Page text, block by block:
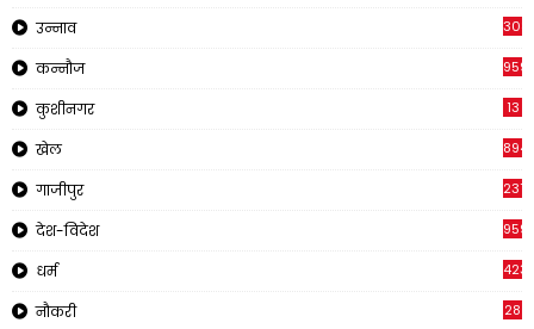
उन्नाव 308
कन्नौज 959
कुशीनगर 13
खेल 894
गाजीपुर 237
देश-विदेश 959
धर्म 423
नौकरी 28